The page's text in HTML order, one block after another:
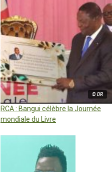
© DR
RCA : Bangui célèbre la Journée
mondiale du Livre